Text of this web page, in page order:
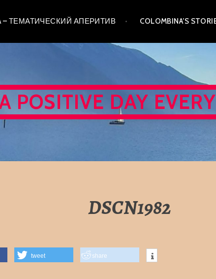
– ТЕМАТИЧЕСКИЙ АПЕРИТИВ COLOMBINA’S
POSITIVE DAY
DSCN1982
tweet share